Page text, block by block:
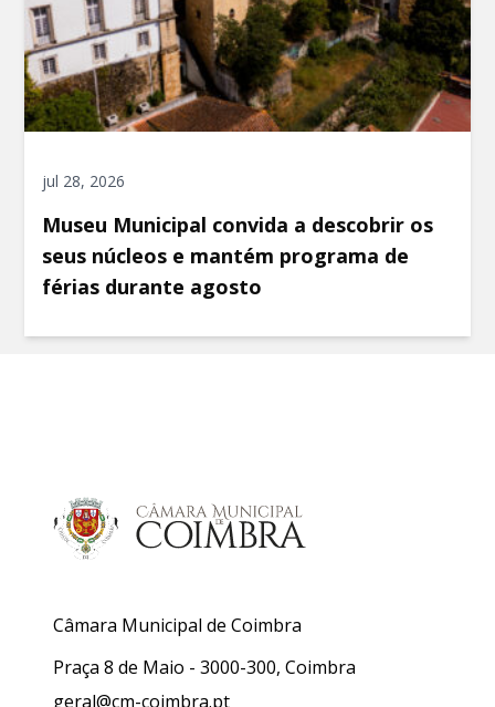
jul 28, 2026
Museu Municipal convida a descobrir os
seus núcleos e mantém programa de
férias durante agosto
Câmara Municipal de Coimbra
Praça 8 de Maio - 3000-300, Coimbra
geral@cm-coimbra.pt